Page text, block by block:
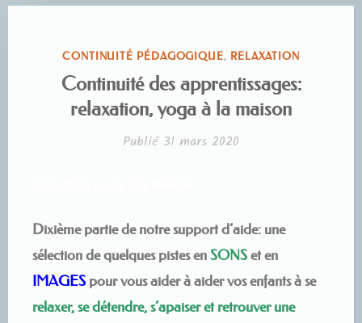
PUBLIÉ
DANS
CONTINUITÉ PÉDAGOGIQUE, RELAXATION
Continuité des apprentissages:
relaxation, yoga à la maison
Publié 31 mars 2020
Dixième partie de notre support d’aide: une
sélection de quelques pistes enSONSet en
IMAGES pour vous aider à aider vos enfants à se
relaxer, se détendre, s’apaiser et retrouver une